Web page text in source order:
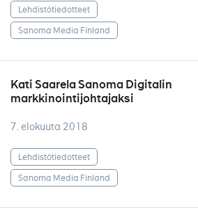
Lehdistötiedotteet
Sanoma Media Finland
Kati Saarela Sanoma Digitalin
markkinointijohtajaksi
7. elokuuta 2018
Lehdistötiedotteet
Sanoma Media Finland